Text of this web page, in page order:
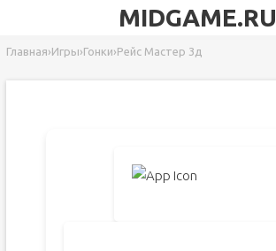
MIDGAME.RU
Главная›Игры›Гонки›Рейс Мастер 3д